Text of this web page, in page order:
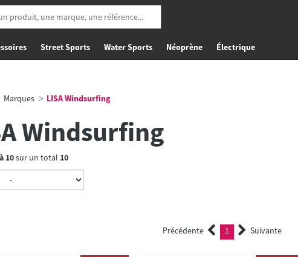
Street Sports Water Sports Néoprène Électrique
Marques LISA Windsurfing
Windsurfing
10sur un total 10
Précédente 1 (current)Suivante